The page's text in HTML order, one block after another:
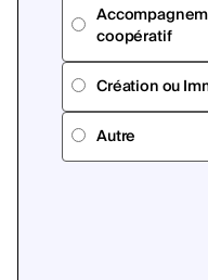
coopératif
Création ou
Autre